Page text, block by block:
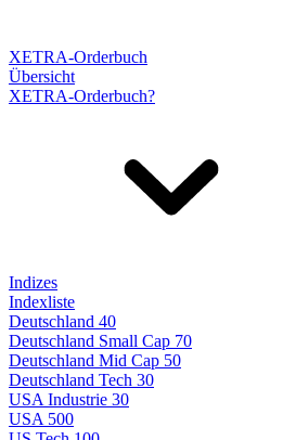
XETRA-Orderbuch
Übersicht
XETRA-Orderbuch?
Indizes
Indexliste
Deutschland 40
Deutschland Small Cap 70
Deutschland Mid Cap 50
Deutschland Tech 30
USA Industrie 30
USA 500